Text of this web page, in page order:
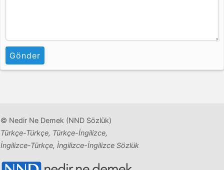
Gönder
© Nedir Ne Demek (NND Sözlük)
Türkçe-Türkçe, Türkçe-İngilizce,
İngilizce-Türkçe, İngilizce-İngilizce Sözlük